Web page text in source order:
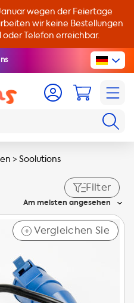
wegen der Feiertage
wir keine Bestellungen
Telefon erreichbar.
>Soolutions
Filter
Am meisten angesehen
+ Vergleichen Sie